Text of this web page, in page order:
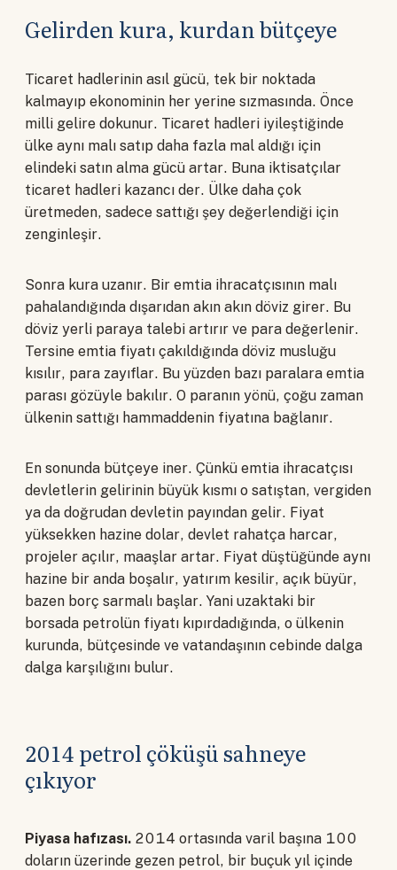
Gelirden kura, kurdan bütçeye
Ticaret hadlerinin asıl gücü, tek bir noktada
kalmayıp ekonominin her yerine sızmasında. Önce
milli gelire dokunur. Ticaret hadleri iyileştiğinde
ülke aynı malı satıp daha fazla mal aldığı için
elindeki satın alma gücü artar. Buna iktisatçılar
ticaret hadleri kazancı der. Ülke daha çok
üretmeden, sadece sattığı şey değerlendiği için
zenginleşir.
Sonra kura uzanır. Bir emtia ihracatçısının malı
pahalandığında dışarıdan akın akın döviz girer. Bu
döviz yerli paraya talebi artırır ve para değerlenir.
Tersine emtia fiyatı çakıldığında döviz musluğu
kısılır, para zayıflar. Bu yüzden bazı paralara emtia
parası gözüyle bakılır. O paranın yönü, çoğu zaman
ülkenin sattığı hammaddenin fiyatına bağlanır.
En sonunda bütçeye iner. Çünkü emtia ihracatçısı
devletlerin gelirinin büyük kısmı o satıştan, vergiden
ya da doğrudan devletin payından gelir. Fiyat
yüksekken hazine dolar, devlet rahatça harcar,
projeler açılır, maaşlar artar. Fiyat düştüğünde aynı
hazine bir anda boşalır, yatırım kesilir, açık büyür,
bazen borç sarmalı başlar. Yani uzaktaki bir
borsada petrolün fiyatı kıpırdadığında, o ülkenin
kurunda, bütçesinde ve vatandaşının cebinde dalga
dalga karşılığını bulur.
2014 petrol çöküşü sahneye
çıkıyor
Piyasa hafızası. 2014 ortasında varil başına 100
doların üzerinde gezen petrol, bir buçuk yıl içinde